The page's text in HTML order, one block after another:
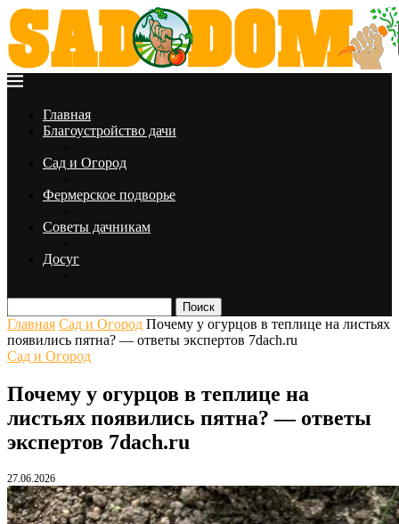
Главная
Благоустройство дачи
Сад и Огород
Фермерское подворье
Советы дачникам
Досуг
Поиск
Главная Сад и Огород Почему у огурцов в теплице на листьях
появились пятна? — ответы экспертов 7dach.ru
Сад и Огород
Почему у огурцов в теплице на
листьях появились пятна? — ответы
экспертов 7dach.ru
27.06.2026